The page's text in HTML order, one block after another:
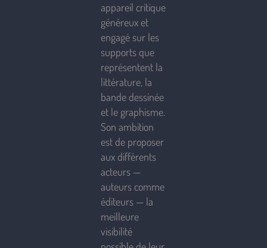
appareil critique
généreux et
engagé sur les
supports que
représentent la
littérature, la
bande dessinée
et le graphisme.
Son ambition
est de proposer
aux différents
acteurs —
auteurs comme
éditeurs — la
meilleure
visibilité